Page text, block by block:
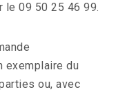
le 09 50 25 46 99.
exemplaire du
ou, avec